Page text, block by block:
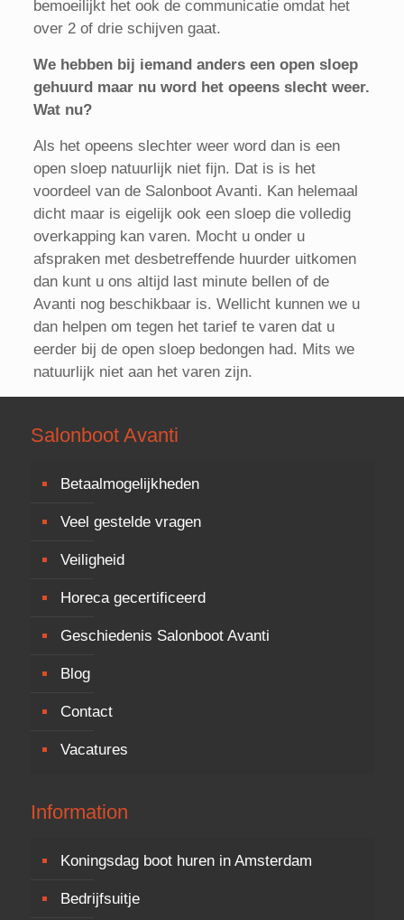
bemoeilijkt het ook de communicatie omdat het
over 2 of drie schijven gaat.
We hebben bij iemand anders een open sloep
gehuurd maar nu word het opeens slecht weer.
Wat nu?
Als het opeens slechter weer word dan is een
open sloep natuurlijk niet fijn. Dat is is het
voordeel van de Salonboot Avanti. Kan helemaal
dicht maar is eigelijk ook een sloep die volledig
overkapping kan varen. Mocht u onder u
afspraken met desbetreffende huurder uitkomen
dan kunt u ons altijd last minute bellen of de
Avanti nog beschikbaar is. Wellicht kunnen we u
dan helpen om tegen het tarief te varen dat u
eerder bij de open sloep bedongen had. Mits we
natuurlijk niet aan het varen zijn.
Salonboot Avanti
Betaalmogelijkheden
Veel gestelde vragen
Veiligheid
Horeca gecertificeerd
Geschiedenis Salonboot Avanti
Blog
Contact
Vacatures
Information
Koningsdag boot huren in Amsterdam
Bedrijfsuitje